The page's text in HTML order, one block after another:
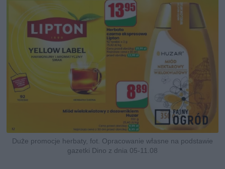
Duże promocje herbaty, fot. Opracowanie własne na podstawie
gazetki Dino z dnia 05-11.08